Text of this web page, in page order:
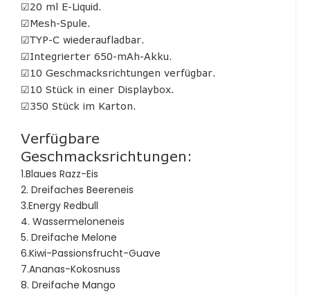
☑20 ml E-Liquid.
☑Mesh-Spule.
☑TYP-C wiederaufladbar.
☑Integrierter 650-mAh-Akku.
☑10 Geschmacksrichtungen verfügbar.
☑10 Stück in einer Displaybox.
☑350 Stück im Karton.
Verfügbare
Geschmacksrichtungen:
1.Blaues Razz-Eis
2. Dreifaches Beereneis
3.Energy Redbull
4. Wassermeloneneis
5. Dreifache Melone
6.Kiwi-Passionsfrucht-Guave
7.Ananas-Kokosnuss
8. Dreifache Mango